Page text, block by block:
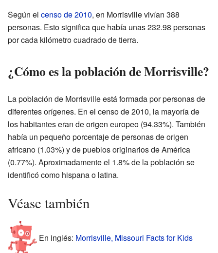
Según el censo de 2010, en Morrisville vivían 388
personas. Esto significa que había unas 232.98 personas
por cada kilómetro cuadrado de tierra.
¿Cómo es la población de Morrisville?
La población de Morrisville está formada por personas de
diferentes orígenes. En el censo de 2010, la mayoría de
los habitantes eran de origen europeo (94.33%). También
había un pequeño porcentaje de personas de origen
africano (1.03%) y de pueblos originarios de América
(0.77%). Aproximadamente el 1.8% de la población se
identificó como hispana o latina.
Véase también
En inglés: Morrisville, Missouri Facts for Kids